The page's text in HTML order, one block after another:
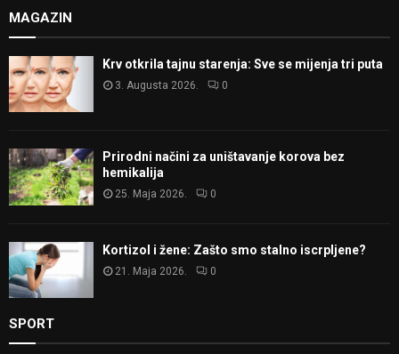
MAGAZIN
Krv otkrila tajnu starenja: Sve se mijenja tri puta
3. Augusta 2026. 0
Prirodni načini za uništavanje korova bez
hemikalija
25. Maja 2026. 0
Kortizol i žene: Zašto smo stalno iscrpljene?
21. Maja 2026. 0
SPORT